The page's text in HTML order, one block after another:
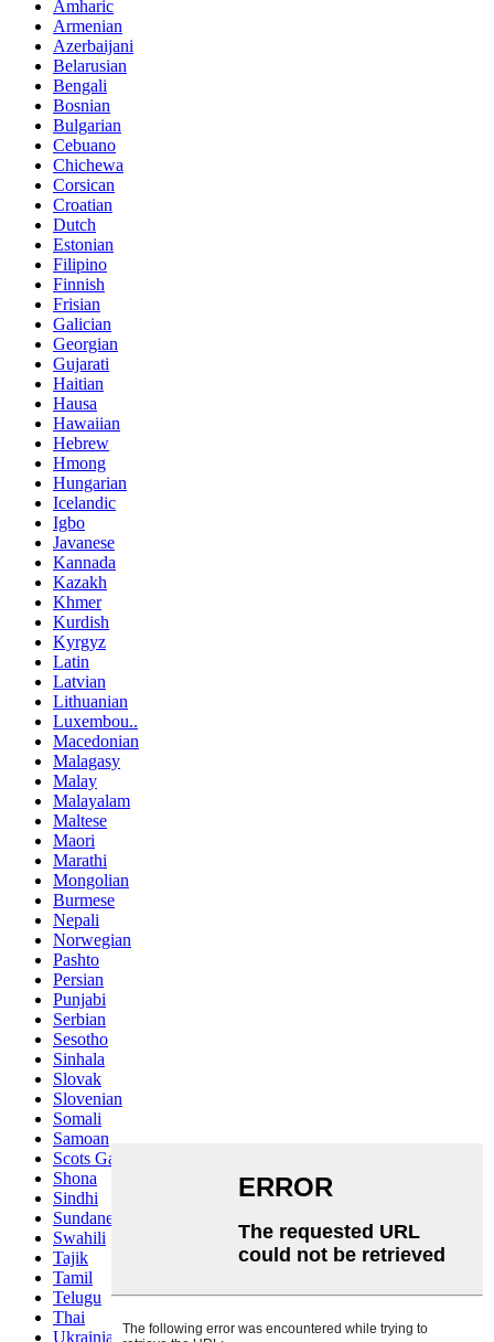
Amharic
Armenian
Azerbaijani
Belarusian
Bengali
Bosnian
Bulgarian
Cebuano
Chichewa
Corsican
Croatian
Dutch
Estonian
Filipino
Finnish
Frisian
Galician
Georgian
Gujarati
Haitian
Hausa
Hawaiian
Hebrew
Hmong
Hungarian
Icelandic
Igbo
Javanese
Kannada
Kazakh
Khmer
Kurdish
Kyrgyz
Latin
Latvian
Lithuanian
Luxembou..
Macedonian
Malagasy
Malay
Malayalam
Maltese
Maori
Marathi
Mongolian
Burmese
Nepali
Norwegian
Pashto
Persian
Punjabi
Serbian
Sesotho
Sinhala
Slovak
Slovenian
Somali
Samoan
Scots Gaelic
Shona
Sindhi
Sundanese
Swahili
Tajik
Tamil
Telugu
Thai
Ukrainian